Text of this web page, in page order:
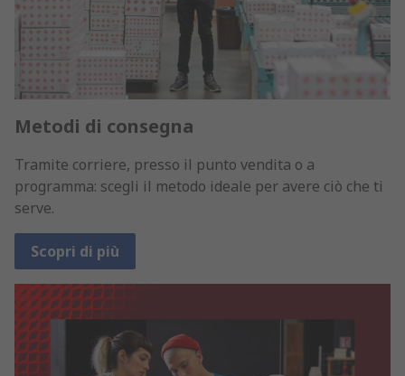
Metodi di consegna
Tramite corriere, presso il punto vendita o a
programma: scegli il metodo ideale per avere ciò che ti
serve.
Scopri di più